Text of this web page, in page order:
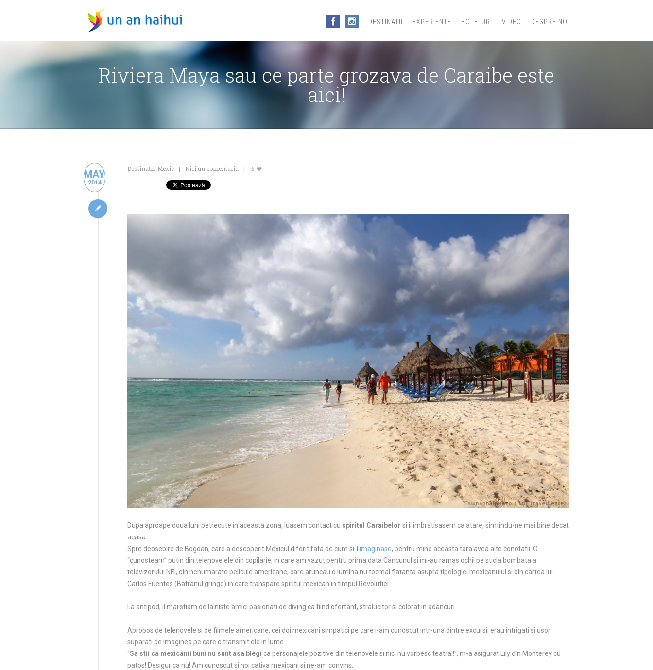
DESTINATII EXPERIENTE HOTELURI VIDEO DESPRE NOI
Riviera Maya sau ce parte grozava de Caraibe este
aici!
MAY
2014
Destinatii Mexic Nici un comentariu 6
Dupa aproape doua luni petrecute in aceasta zona, luasem contact cu spiritul Caraibelor si il imbratisasem ca atare, simtindu-ne mai bine decat
acasa.
Spre deosebire de Bogdan, care a descoperit Mexicul diferit fata de cum si-l imaginase, pentru mine aceasta tara avea alte conotatii. O
“cunosteam” putin din telenovelele din copilarie, in care am vazut pentru prima data Cancunul si mi-au ramas ochii pe sticla bombata a
televizorului NEI, din nenumarate pelicule americane, care aruncau o lumina nu tocmai flatanta asupra tipologiei mexicanului si din cartea lui
Carlos Fuentes (Batranul gringo) in care transpare spiritul mexican in timpul Revolutiei.
La antipod, il mai stiam de la niste amici pasionati de diving ca fiind ofertant, stralucitor si colorat in adancuri.
Apropos de telenovele si de filmele americane, cei doi mexicani simpatici pe care i-am cunoscut intr-una dintre excursii erau intrigati si usor
suparati de imaginea pe care o transmit ele in lume.
“Sa stii ca mexicanii buni nu sunt asa blegi ca personajele pozitive din telenovele si nici nu vorbesc teatral!”, m-a asigurat Lily din Monterey cu
patos! Desigur ca nu! Am cunoscut si noi cativa mexicani si ne-am convins.